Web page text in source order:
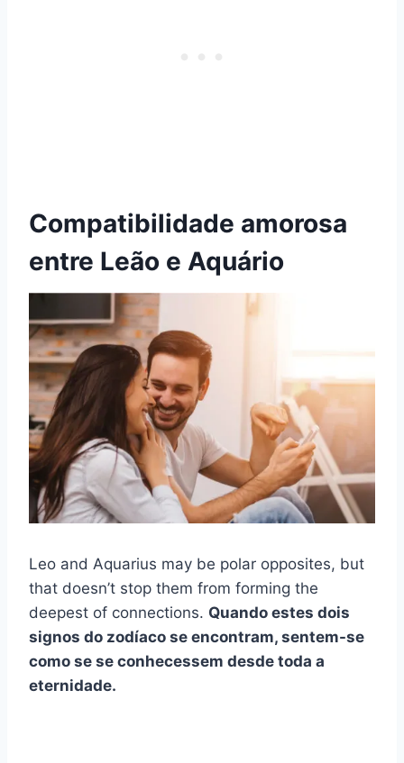
Compatibilidade amorosa
entre Leão e Aquário
Leo and Aquarius may be polar opposites, but
that doesn’t stop them from forming the
deepest of connections. Quando estes dois
signos do zodíaco se encontram, sentem-se
como se se conhecessem desde toda a
eternidade.